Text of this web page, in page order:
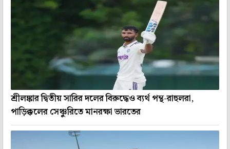
শ্রীলঙ্কার দ্বিতীয় সারির দলের বিরুদ্ধেও ব্যর্থ পন্থ-রাহুলরা,
পাড়িক্কলের সেঞ্চুরিতে মানরক্ষা ভারতের